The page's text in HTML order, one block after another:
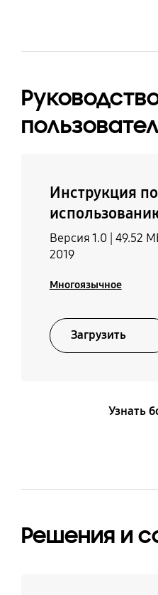
Да
Выбор языка меню
Инструкция по
Версия 1.0 | 49.52
2019
Многоязычное
Загрузить
Узнать
Решения и